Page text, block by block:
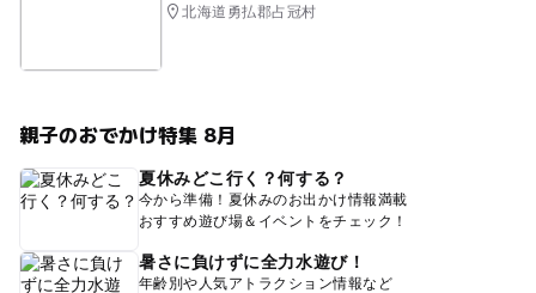
北海道勇払郡占冠村
親子のおでかけ特集 8月
夏休みどこ行く？何する？
今から準備！夏休みのお出かけ情報満載
おすすめ遊び場＆イベントをチェック！
暑さに負けずに全力水遊び！
年齢別や人気アトラクション情報など